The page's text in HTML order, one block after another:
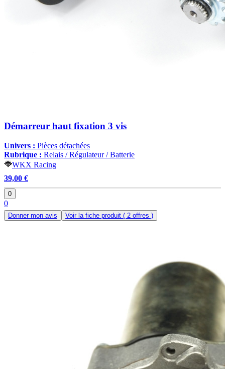
Démarreur haut fixation 3 vis
Univers : Pièces détachées
Rubrique : Relais / Régulateur / Batterie
WKX Racing
39,00 €
0
0
Donner mon avis Voir la fiche produit ( 2 offres )